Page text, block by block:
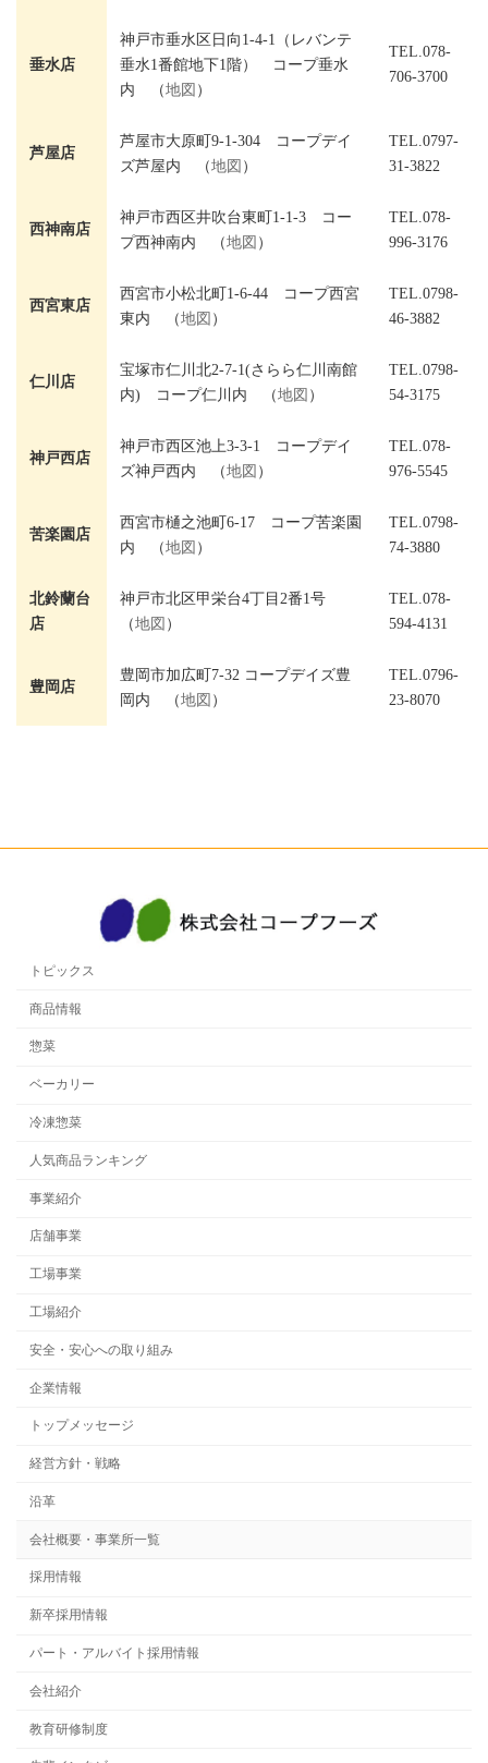
垂水店
神戸市垂水区日向1-4-1（レバンテ
垂水1番館地下1階） コープ垂水
内 （地図 ）
TEL.078-
706-3700
芦屋店
芦屋市大原町9-1-304 コープデイ
ズ芦屋内 （地図 ）
TEL.0797-
31-3822
西神南店
神戸市西区井吹台東町1-1-3 コー
プ西神南内 （地図 ）
TEL.078-
996-3176
西宮東店
西宮市小松北町1-6-44 コープ西宮
東内 （地図 ）
TEL.0798-
46-3882
仁川店
宝塚市仁川北2-7-1(さらら仁川南館
内) コープ仁川内 （地図 ）
TEL.0798-
54-3175
神戸西店
神戸市西区池上3-3-1 コープデイ
ズ神戸西内 （地図 ）
TEL.078-
976-5545
苦楽園店
西宮市樋之池町6-17 コープ苦楽園
内 （地図 ）
TEL.0798-
74-3880
北鈴蘭台
店
神戸市北区甲栄台4丁目2番1号
（地図 ）
TEL.078-
594-4131
豊岡店
豊岡市加広町7-32 コープデイズ豊
岡内 （地図 ）
TEL.0796-
23-8070
トピックス
商品情報
惣菜
ベーカリー
冷凍惣菜
人気商品ランキング
事業紹介
店舗事業
工場事業
工場紹介
安全・安心への取り組み
企業情報
トップメッセージ
経営方針・戦略
沿革
会社概要・事業所一覧
採用情報
新卒採用情報
パート・アルバイト採用情報
会社紹介
教育研修制度